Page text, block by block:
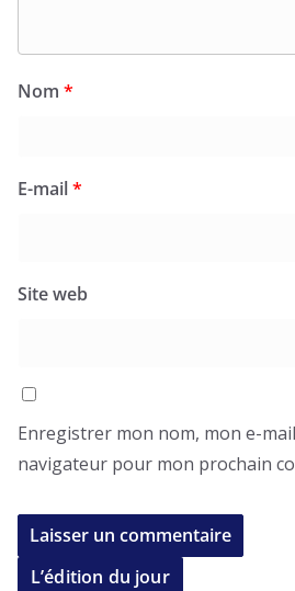
Nom *
E-mail*
Site web
Enregistrer mon nom, mon e-
navigateur pour mon prochain
L’édition du jour